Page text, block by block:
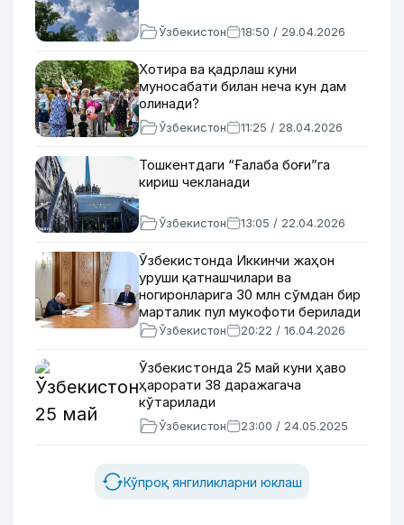
Ўзбекистон 18:50 / 29.04.2026
Хотира ва қадрлаш куни
муносабати билан неча кун дам
олинади?
Ўзбекистон 11:25 / 28.04.2026
Тошкентдаги “Ғалаба боғи”га
кириш чекланади
Ўзбекистон 13:05 / 22.04.2026
Ўзбекистонда Иккинчи жаҳон
уруши қатнашчилари ва
ногиронларига 30 млн сўмдан бир
марталик пул мукофоти берилади
Ўзбекистон 20:22 / 16.04.2026
Ўзбекистонда 25 май куни ҳаво
ҳарорати 38 даражагача
кўтарилади
Ўзбекистон 23:00 / 24.05.2025
Кўпроқ янгиликларни юклаш